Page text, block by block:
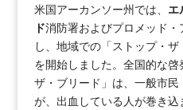
米国アーカンソー州では、 エ
ド消防署およびプロメッド
し、地域での「ストップ・
を開始しました。全国的な啓
ザ・ブリード」は、一般市民
が、出血している人が巻き込